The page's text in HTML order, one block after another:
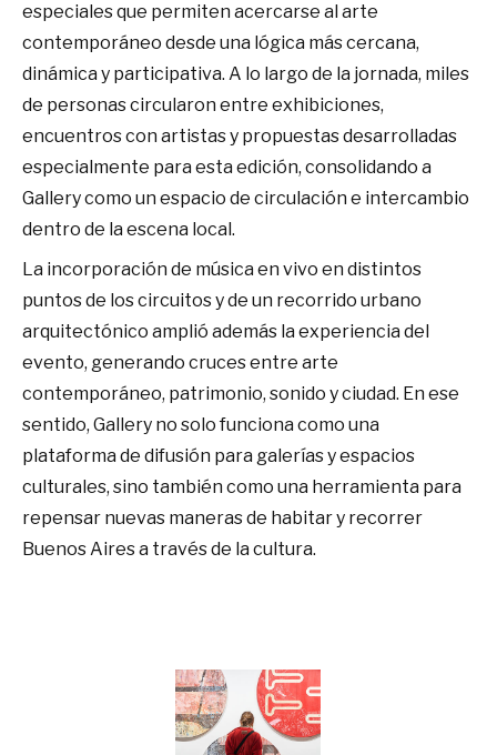
especiales que permiten acercarse al arte
contemporáneo desde una lógica más cercana,
dinámica y participativa. A lo largo de la jornada, miles
de personas circularon entre exhibiciones,
encuentros con artistas y propuestas desarrolladas
especialmente para esta edición, consolidando a
Gallery como un espacio de circulación e intercambio
dentro de la escena local.
La incorporación de música en vivo en distintos
puntos de los circuitos y de un recorrido urbano
arquitectónico amplió además la experiencia del
evento, generando cruces entre arte
contemporáneo, patrimonio, sonido y ciudad. En ese
sentido, Gallery no solo funciona como una
plataforma de difusión para galerías y espacios
culturales, sino también como una herramienta para
repensar nuevas maneras de habitar y recorrer
Buenos Aires a través de la cultura.